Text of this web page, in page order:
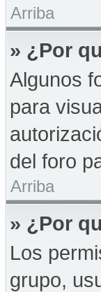
Arriba
» ¿Por
Algunos
para
del foro
Arriba
» ¿Por
Los
grupo,